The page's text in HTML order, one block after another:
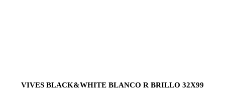
VIVES BLACK&WHITE BLANCO R BRILLO 32X99